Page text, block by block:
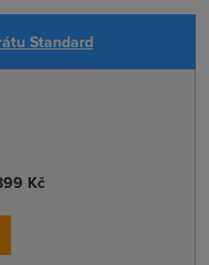
Standard
Kč